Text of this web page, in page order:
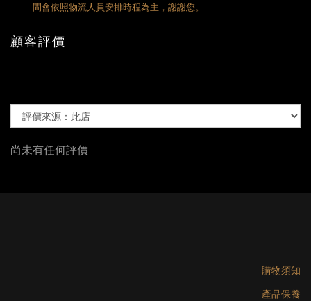
間會依照物流人員安排時程為主，謝謝您。
顧客評價
尚未有任何評價
購物須知
產品保養